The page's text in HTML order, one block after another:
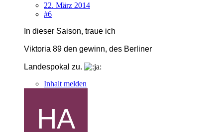
22. März 2014
#6
In dieser Saison, traue ich
Viktoria 89 den gewinn, des Berliner
Landespokal zu.
Inhalt melden